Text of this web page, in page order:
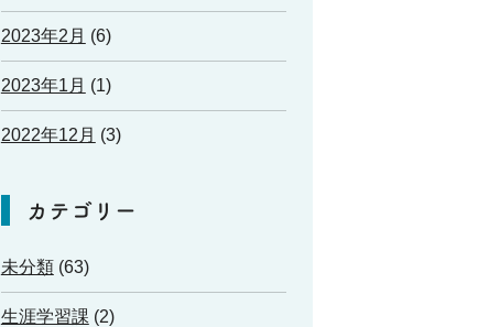
2023年2月 (6)
2023年1月 (1)
2022年12月 (3)
カテゴリー
未分類(63)
生涯学習課 (2)